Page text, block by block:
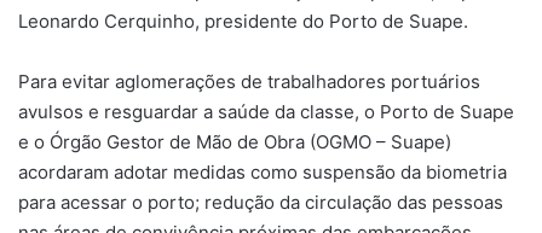
Leonardo Cerquinho, presidente do Porto de Suape.
Para evitar aglomerações de trabalhadores portuários
avulsos e resguardar a saúde da classe, o Porto de Suape
e o Órgão Gestor de Mão de Obra (OGMO – Suape)
acordaram adotar medidas como suspensão da biometria
para acessar o porto; redução da circulação das pessoas